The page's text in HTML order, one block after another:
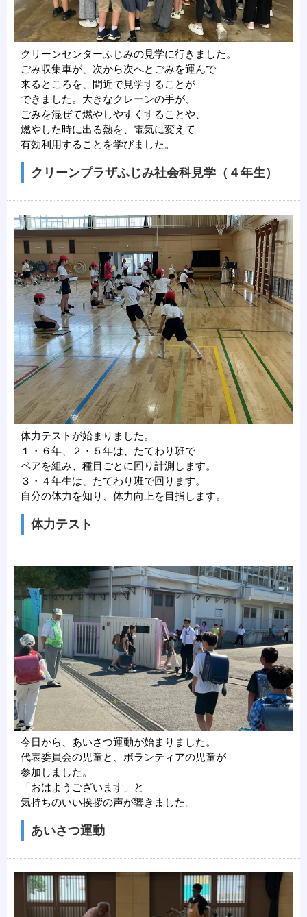
クリーンセンターふじみの見学に行きました。
ごみ収集車が、次から次へとごみを運んで
来るところを、間近で見学することが
できました。大きなクレーンの手が、
ごみを混ぜて燃やしやすくすることや、
燃やした時に出る熱を、電気に変えて
有効利用することを学びました。
クリーンプラザふじみ社会科見学（４年生）
体力テストが始まりました。
１・６年、２・５年は、たてわり班で
ペアを組み、種目ごとに回り計測します。
３・４年生は、たてわり班で回ります。
自分の体力を知り、体力向上を目指します。
体力テスト
今日から、あいさつ運動が始まりました。
代表委員会の児童と、ボランティアの児童が
参加しました。
「おはようございます」と
気持ちのいい挨拶の声が響きました。
あいさつ運動